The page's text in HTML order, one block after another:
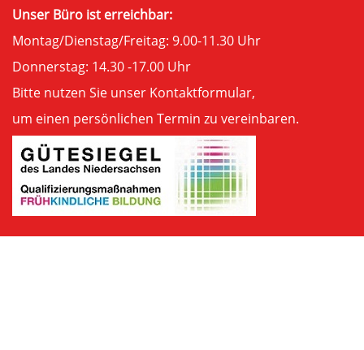
Unser Büro ist erreichbar:
Montag/Dienstag/Freitag: 9.00-11.30 Uhr
Donnerstag: 14.30 -17.00 Uhr
Bitte nutzen Sie unser Kontaktformular,
um einen persönlichen Termin zu vereinbaren.